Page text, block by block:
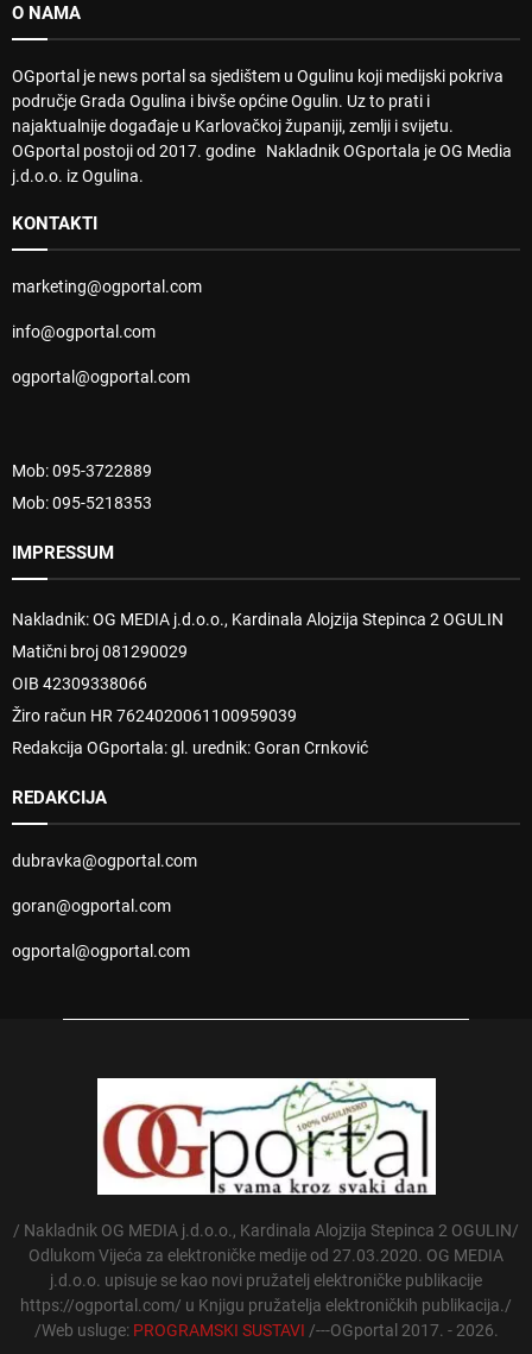
O NAMA
OGportal je news portal sa sjedištem u Ogulinu koji medijski pokriva
područje Grada Ogulina i bivše općine Ogulin. Uz to prati i
najaktualnije događaje u Karlovačkoj županiji, zemlji i svijetu.
OGportal postoji od 2017. godine Nakladnik OGportala je OG Media
j.d.o.o. iz Ogulina.
KONTAKTI
marketing@ogportal.com
info@ogportal.com
ogportal@ogportal.com
Mob: 095-3722889
Mob: 095-5218353
IMPRESSUM
Nakladnik: OG MEDIA j.d.o.o., Kardinala Alojzija Stepinca 2 OGULIN
Matični broj 081290029
OIB 42309338066
Žiro račun HR 7624020061100959039
Redakcija OGportala: gl. urednik: Goran Crnković
REDAKCIJA
dubravka@ogportal.com
goran@ogportal.com
ogportal@ogportal.com
/ Nakladnik OG MEDIA j.d.o.o., Kardinala Alojzija Stepinca 2 OGULIN/
Odlukom Vijeća za elektroničke medije od 27.03.2020. OG MEDIA
j.d.o.o. upisuje se kao novi pružatelj elektroničke publikacije
https://ogportal.com/ u Knjigu pružatelja elektroničkih publikacija./
/Web usluge: PROGRAMSKI SUSTAVI /---OGportal 2017. - 2026.